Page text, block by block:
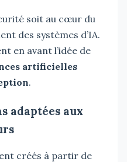
soit au cœur du
des systèmes d’IA.
en avant l’idée de
artificielles
.
adaptées aux
créés à partir de